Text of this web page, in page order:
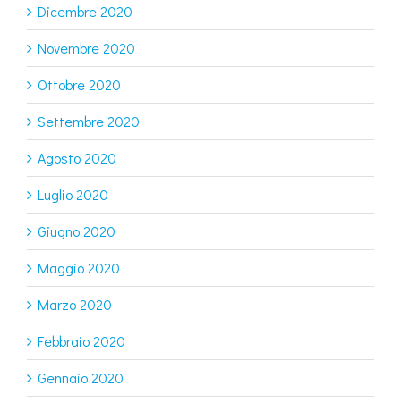
Dicembre 2020
Novembre 2020
Ottobre 2020
Settembre 2020
Agosto 2020
Luglio 2020
Giugno 2020
Maggio 2020
Marzo 2020
Febbraio 2020
Gennaio 2020